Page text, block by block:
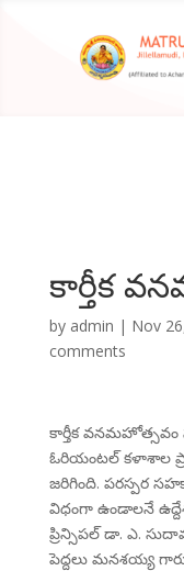
కార్తీక
by admin | Nov
comments
కార్తీక వనమహోత్సవం
ఓరియంటల్ కళాశాల
జరిగింది. పరస్పర
విధంగా ఉండాలనే
ప్రిన్సిపల్ డా. ఎ.
పెద్దలు మనశయ్య